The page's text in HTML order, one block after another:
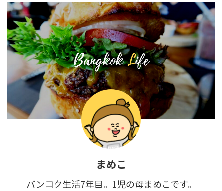
まめこ
バンコク生活7年目。1児の母まめこです。